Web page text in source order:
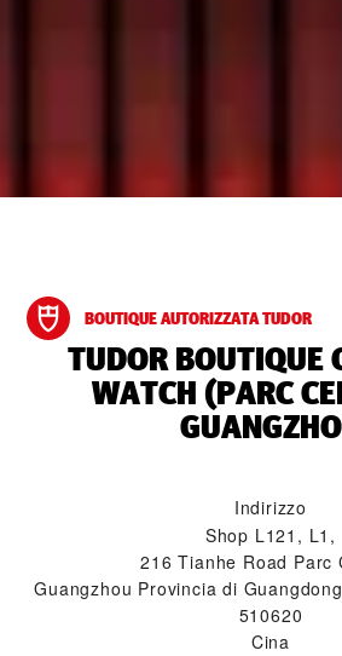
BOUTIQUE AUTORIZZATA TUDOR
‭TUDOR BOUTIQUE
WATCH (PARC
Indirizzo
Shop L121, L1,
216 Tianhe Road Parc
Guangzhou Provincia di
510620
Cina